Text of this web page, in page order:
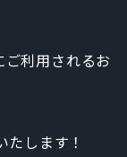
利用されるお
します！